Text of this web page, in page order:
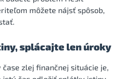
môžete nájsť spôsob,
splácajte len úroky
zlej finančnej situácie je,